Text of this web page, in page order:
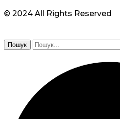
© 2024 All Rights Reserved
Пошук